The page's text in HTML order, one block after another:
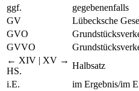
ggf.
gegebenenfalls
GV
Lübecksche
GVO
GVVO
← XIV | XV →
HS.
Halbsatz
i.E.
im Ergebnis/im